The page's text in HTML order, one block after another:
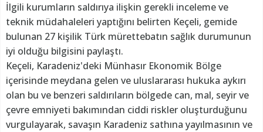
İlgili kurumların saldırıya ilişkin gerekli inceleme ve
teknik müdahaleleri yaptığını belirten Keçeli, gemide
bulunan 27 kişilik Türk mürettebatın sağlık durumunun
iyi olduğu bilgisini paylaştı.
Keçeli, Karadeniz'deki Münhasır Ekonomik Bölge
içerisinde meydana gelen ve uluslararası hukuka aykırı
olan bu ve benzeri saldırıların bölgede can, mal, seyir ve
çevre emniyeti bakımından ciddi riskler oluşturduğunu
vurgulayarak, savaşın Karadeniz sathına yayılmasının ve